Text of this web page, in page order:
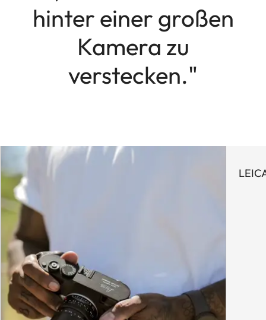
hinter einer großen
Kamera zu
verstecken."